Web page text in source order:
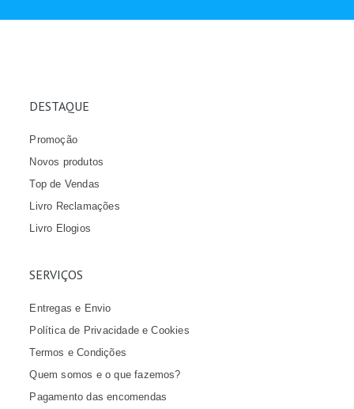
DESTAQUE
Promoção
Novos produtos
Top de Vendas
Livro Reclamações
Livro Elogios
SERVIÇOS
Entregas e Envio
Política de Privacidade e Cookies
Termos e Condições
Quem somos e o que fazemos?
Pagamento das encomendas